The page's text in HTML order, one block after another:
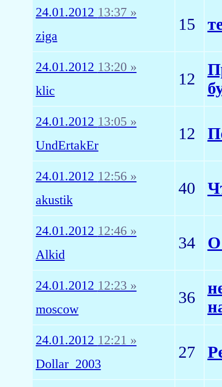
24.01.2012 13:37 »
ziga
15
24.01.2012 13:20 »
klic
12
24.01.2012 13:05 »
UndErtakEr
12
24.01.2012 12:56 »
akustik
40
24.01.2012 12:46 »
Alkid
34
24.01.2012 12:23 »
moscow
36
24.01.2012 12:21 »
Dollar_2003
27